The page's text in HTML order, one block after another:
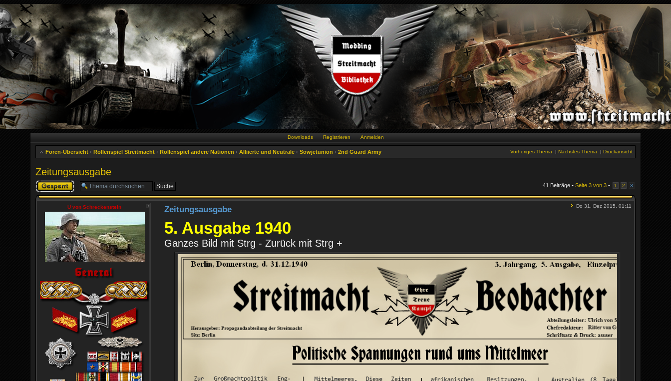
Downloads Registrieren Anmelden
Foren-Übersicht ‹ Rollenspiel Streitmacht ‹ Rollenspiel andere Nationen ‹ Alliierte und Neutrale ‹ Sowjetunion ‹ 2nd Guard Army Druckansicht
Nächstes Thema |
Vorheriges Thema |
Zeitungsausgabe
Thema gesperrt 41 Beiträge • Seite 3 von 3 • 1 2 3
U von Schreckenstein Do 31. Dez 2015, 01:11
Zeitungsausgabe
5. Ausgabe 1940
Ganzes Bild mit Strg - Zurück mit Strg +